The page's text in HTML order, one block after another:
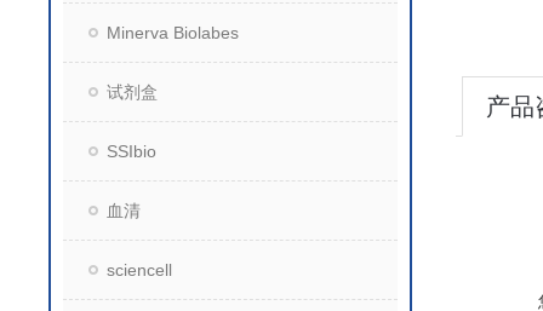
Minerva Biolabes
试剂盒
SSIbio
血清
sciencell
产品